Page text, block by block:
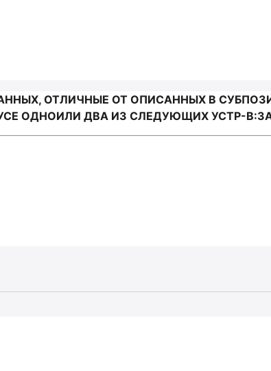
ОТЛИЧНЫЕ ОТ ОПИСАННЫХ В
ДВА ИЗ СЛЕДУЮЩИХ УСТР-